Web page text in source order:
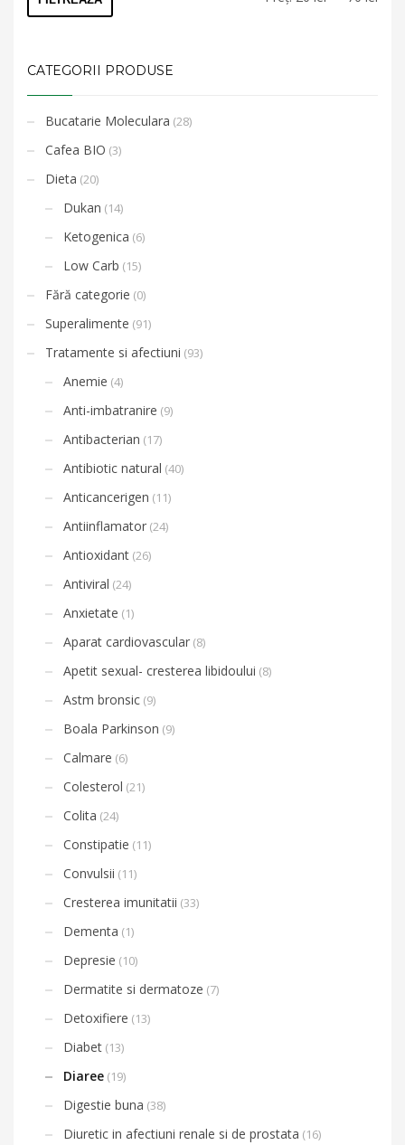
CATEGORII PRODUSE
Bucatarie Moleculara (28)
Cafea BIO (3)
Dieta (20)
Dukan (14)
Ketogenica (6)
Low Carb (15)
Fără categorie (0)
Superalimente (91)
Tratamente si afectiuni (93)
Anemie (4)
Anti-imbatranire (9)
Antibacterian (17)
Antibiotic natural (40)
Anticancerigen (11)
Antiinflamator (24)
Antioxidant (26)
Antiviral (24)
Anxietate (1)
Aparat cardiovascular (8)
Apetit sexual- cresterea libidoului (8)
Astm bronsic (9)
Boala Parkinson (9)
Calmare (6)
Colesterol (21)
Colita (24)
Constipatie (11)
Convulsii (11)
Cresterea imunitatii (33)
Dementa (1)
Depresie (10)
Dermatite si dermatoze (7)
Detoxifiere (13)
Diabet (13)
Diaree (19)
Digestie buna (38)
Diuretic in afectiuni renale si de prostata (16)